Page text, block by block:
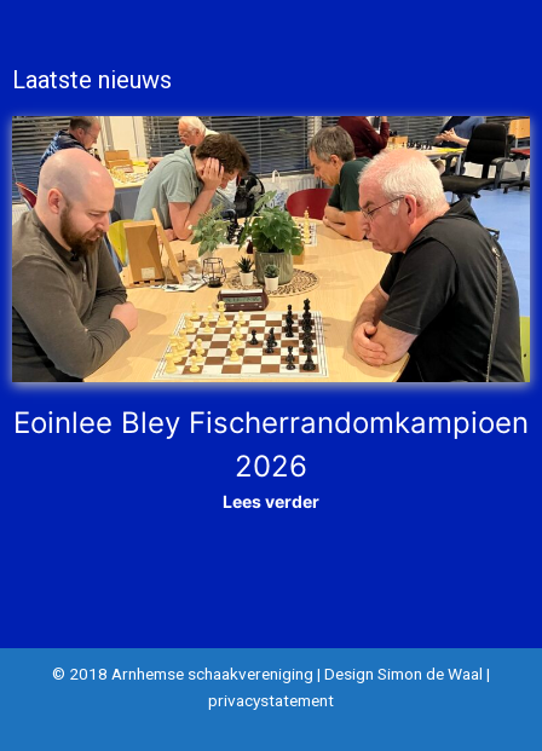
Laatste nieuws
Eoinlee Bley Fischerrandomkampioen
2026
Lees verder
© 2018 Arnhemse schaakvereniging | Design Simon de Waal |
privacystatement